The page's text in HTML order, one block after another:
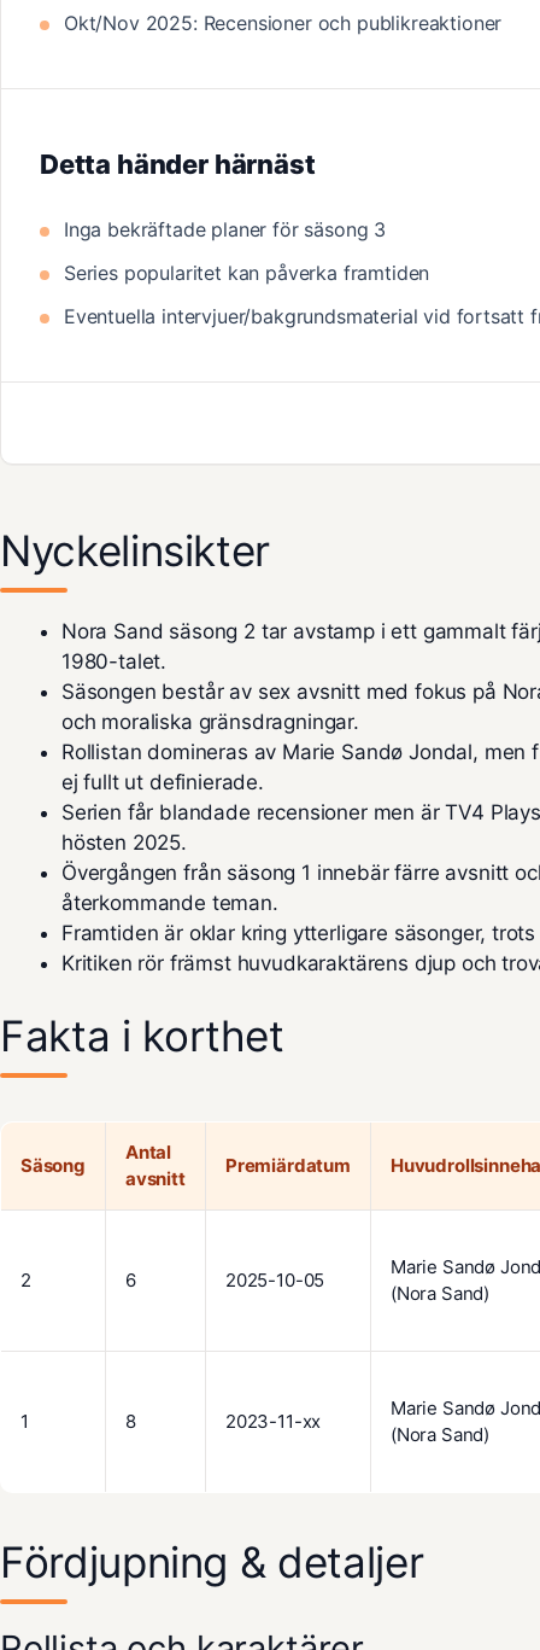
Okt/Nov 2025: Recensioner och publikreaktioner
Detta händer härnäst
Inga bekräftade planer för säsong 3
Series popularitet kan påverka framtiden
Eventuella intervjuer/bakgrundsmaterial vid fortsatt
Nyckelinsikter
Nora Sand säsong 2 tar avstamp i ett gammalt
1980-talet.
Säsongen består av sex avsnitt med fokus på
och moraliska gränsdragningar.
Rollistan domineras av Marie Sandø Jondal, men
ej fullt ut definierade.
Serien får blandade recensioner men är TV4
hösten 2025.
Övergången från säsong 1 innebär färre avsnitt
återkommande teman.
Framtiden är oklar kring ytterligare säsonger,
Kritiken rör främst huvudkaraktärens djup och
Fakta i korthet
Säsong
Antal
avsnitt
Premiärdatum
2 6 2025-10-05
Marie Sandø
(Nora Sand)
1 8 2023-11-xx
Marie Sandø
(Nora Sand)
Fördjupning & detaljer